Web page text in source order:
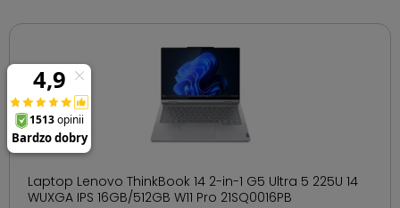
Laptop Lenovo ThinkBook 14 2-in-1 G5 Ultra 5 225U 14
WUXGA IPS 16GB/512GB W11 Pro 21SQ0016PB